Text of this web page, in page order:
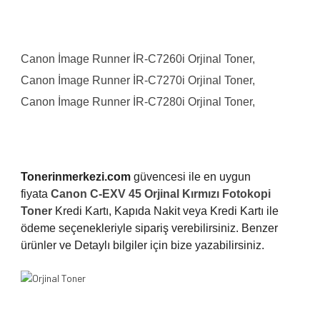
Canon İmage Runner İR-C7260i Orjinal Toner,
Canon İmage Runner İR-C7270i Orjinal Toner,
Canon İmage Runner İR-C7280i Orjinal Toner,
Tonerinmerkezi.com güvencesi ile en uygun
fiyata Canon C-EXV 45 Orjinal Kırmızı Fotokopi
Toner Kredi Kartı, Kapıda Nakit veya Kredi Kartı ile
ödeme seçenekleriyle sipariş verebilirsiniz. Benzer
ürünler ve Detaylı bilgiler için bize yazabilirsiniz.